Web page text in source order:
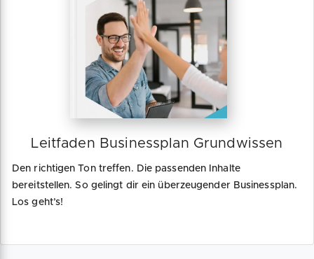
Leitfaden Businessplan Grundwissen
Den richtigen Ton treffen. Die passenden Inhalte
bereitstellen. So gelingt dir ein überzeugender Businessplan.
Los geht’s!